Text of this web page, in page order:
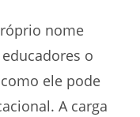
nome
o
ele pode
A carga